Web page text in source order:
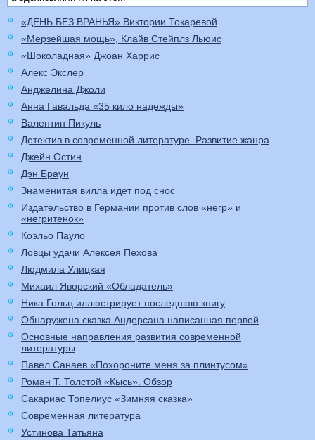
«ДЕНЬ БЕЗ ВРАНЬЯ» Виктории Токаревой
«Мерзейшая мощь», Клайв Стейплз Льюис
«Шоколадная» Джоан Харрис
Алекс Экслер
Анджелина Джоли
Анна Гавальда «35 кило надежды»
Валентин Пикуль
Детектив в современной литературе. Развитие жанра
Джейн Остин
Дэн Браун
Знаменитая вилла идет под снос
Издательство в Германии против слов «негр» и
«негритенок»
Коэльо Пауло
Ловцы удачи Алексея Пехова
Людмила Улицкая
Михаил Яворский «Обладатель»
Ника Гольц иллюстрирует последнюю книгу
Обнаружена сказка Андерсана написанная первой
Основные направления развития современной
литературы
Павел Санаев «Похороните меня за плинтусом»
Роман Т. Толстой «Кысь». Обзор
Сакариас Топелиус «Зимняя сказка»
Современная литература
Устинова Татьяна